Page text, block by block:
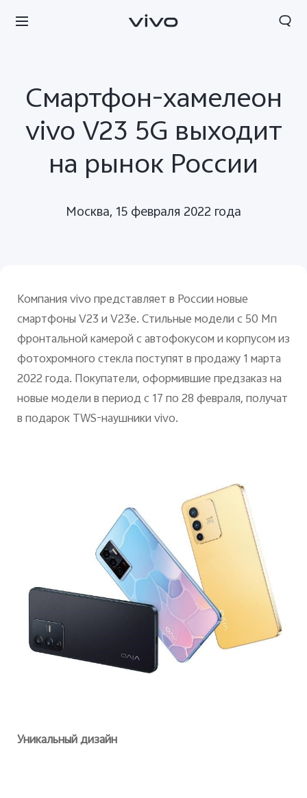
Россия | Выберите страну/регион
Смартфон-хамелеон
vivo V23 5G выходит
на рынок России
Москва, 15 февраля 2022 года
Компания vivo представляет в России новые
смартфоны V23 и V23e. Стильные модели с 50 Мп
фронтальной камерой с автофокусом и корпусом из
фотохромного стекла поступят в продажу 1 марта
2022 года. Покупатели, оформившие предзаказ на
новые модели в период с 17 по 28 февраля, получат
в подарок TWS-наушники vivo.
Уникальный дизайн